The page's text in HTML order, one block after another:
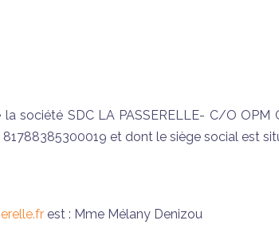
société SDC LA PASSERELLE- C/O OPM
et dont le siège social est
est : Mme Mélany Denizou